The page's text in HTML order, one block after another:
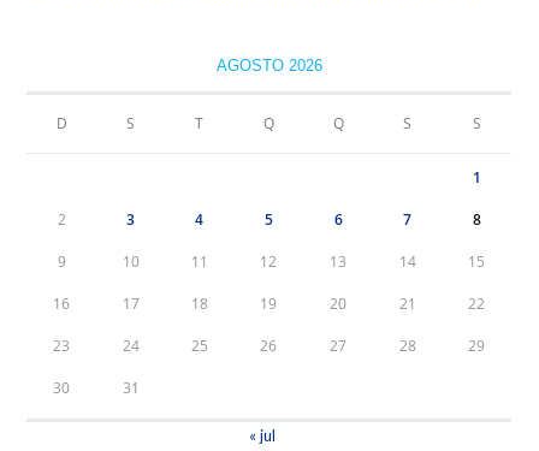
AGOSTO 2026
D S T Q Q S S
1
2 3 4 5 6 7 8
9 10 11 12 13 14 15
16 17 18 19 20 21 22
23 24 25 26 27 28 29
30 31
« jul